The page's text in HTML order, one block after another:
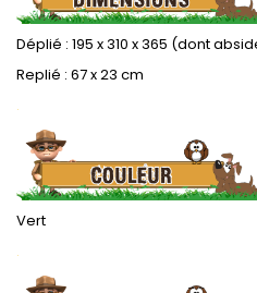
Déplié : 195 x 310 x 365 (dont
Replié : 67 x 23 cm
.
Vert
.